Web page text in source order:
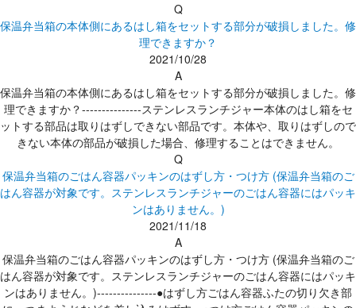
Q
保温弁当箱の本体側にあるはし箱をセットする部分が破損しました。修
理できますか？
2021/10/28
A
保温弁当箱の本体側にあるはし箱をセットする部分が破損しました。修
理できますか？---------------ステンレスランチジャー本体のはし箱をセ
ットする部品は取りはずしできない部品です。本体や、取りはずしので
きない本体の部品が破損した場合、修理することはできません。
Q
保温弁当箱のごはん容器パッキンのはずし方・つけ方 (保温弁当箱のご
はん容器が対象です。ステンレスランチジャーのごはん容器にはパッキ
ンはありません。)
2021/11/18
A
保温弁当箱のごはん容器パッキンのはずし方・つけ方 (保温弁当箱のご
はん容器が対象です。ステンレスランチジャーのごはん容器にはパッキ
ンはありません。)---------------●はずし方ごはん容器ふたの切り欠き部